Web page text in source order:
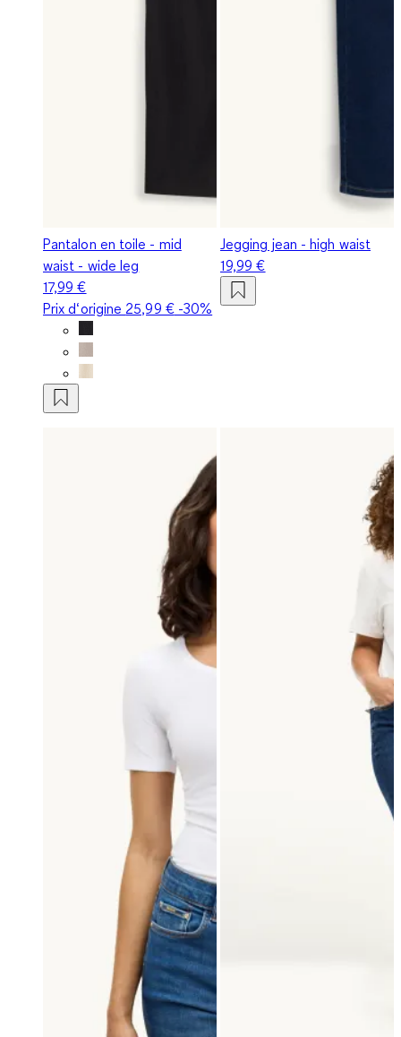
Pantalon en toile - mid
waist - wide leg
17,99 €
Prix d‘origine 25,99 €-30%
Jegging jean - high waist
19,99 €